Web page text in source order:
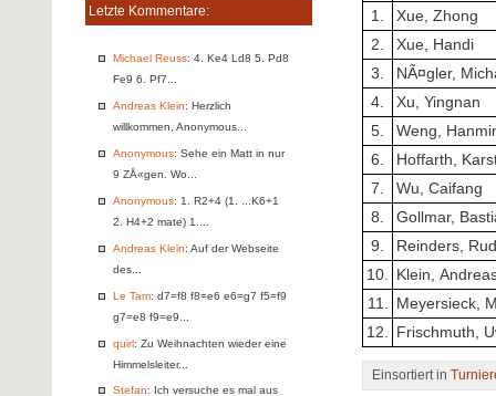
Letzte Kommentare:
Michael Reuss: 4. Ke4 Ld8 5. Pd8
Fe9 6. Pf7...
Andreas Klein: Herzlich
willkommen, Anonymous...
Anonymous: Sehe ein Matt in nur
9 ZÅ«gen. Wo...
Anonymous: 1. R2+4 (1. ...K6+1
2. H4+2 mate) 1....
Andreas Klein: Auf der Webseite
des...
Le Tam: d7=f8 f8=e6 e6=g7 f5=f9
g7=e8 f9=e9...
quirl: Zu Weihnachten wieder eine
Himmelsleiter...
Stefan: Ich versuche es mal aus
1.
Xue, Zhong
2.
Xue, Handi
3.
NÃ¤gler,
4.
Xu, Yingnan
5.
Weng,
6.
Hoffarth,
7.
Wu, Caifang
8.
Gollmar,
9.
Reinders,
10.
Klein,
11.
Meyersieck,
12.
Frischmuth,
Einsortiert in